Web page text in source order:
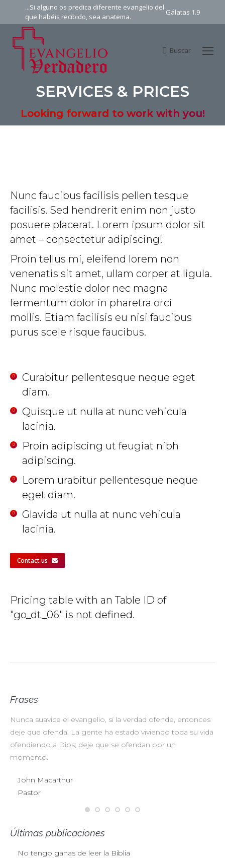
...Si alguno os predica diferente evangelio del
que habéis recibido, sea anatema.
Gálatas 1.9
Search:
Buscar
SERVICES & PRICES
Looking forward to work with you!
Nunc faucibus facilisis pellen tesque
facilisis. Sed hendrerit enim non justo
posuere placerat. Lorem ipsum dolor sit
amet – consectetur adipiscing!
Proin tellus mi, eleifend lorem non
venenatis sit amet, ullam corper at ligula.
Nunc molestie dolor nec magna
fermentum dolor in pharetra orci
mollis. Etiam facilisis eu nisi faucibus
purus scele risque faucibus.
Curabitur pellentesque neque eget
diam.
Quisque ut nulla at nunc vehicula
lacinia.
Proin adipiscing ut feugiat nibh
adipiscing.
Lorem urabitur pellentesque neque
eget diam.
Glavida ut nulla at nunc vehicula
lacinia.
Contact us
Pricing table with an Table ID of
"go_dt_06" is not defined.
Frases
Nunca suavice el evangelio, si la verdad ofende, entonces
deje que ofenda. La gente ha estado viviendo toda su vida
ofendiendo a Dios; deje que se ofendan por un
momento.
John Macarthur
Pastor
Últimas publicaciones
No tengo ganas de leer la Biblia